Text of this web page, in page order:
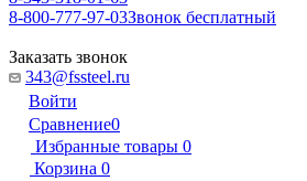
8-800-777-97-03Звонок бесплатный
Заказать звонок
343@fssteel.ru
Войти
Сравнение0
Избранные товары 0
Корзина 0